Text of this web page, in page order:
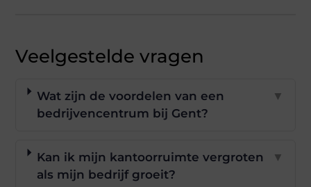
Veelgestelde vragen
Wat zijn de voordelen van een
bedrijvencentrum bij Gent?
▼
Kan ik mijn kantoorruimte vergroten
als mijn bedrijf groeit?
▼